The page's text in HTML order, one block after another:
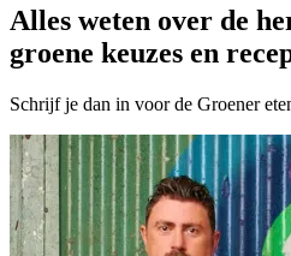
Alles weten over de
groene keuzes en
Schrijf je dan in voor de Groener